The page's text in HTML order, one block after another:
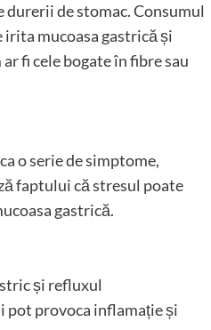
durerii de stomac. Consumul
irita mucoasa gastrică și
fi cele bogate în fibre sau
o serie de simptome,
faptului că stresul poate
gastrică.
și refluxul
pot provoca inflamație și